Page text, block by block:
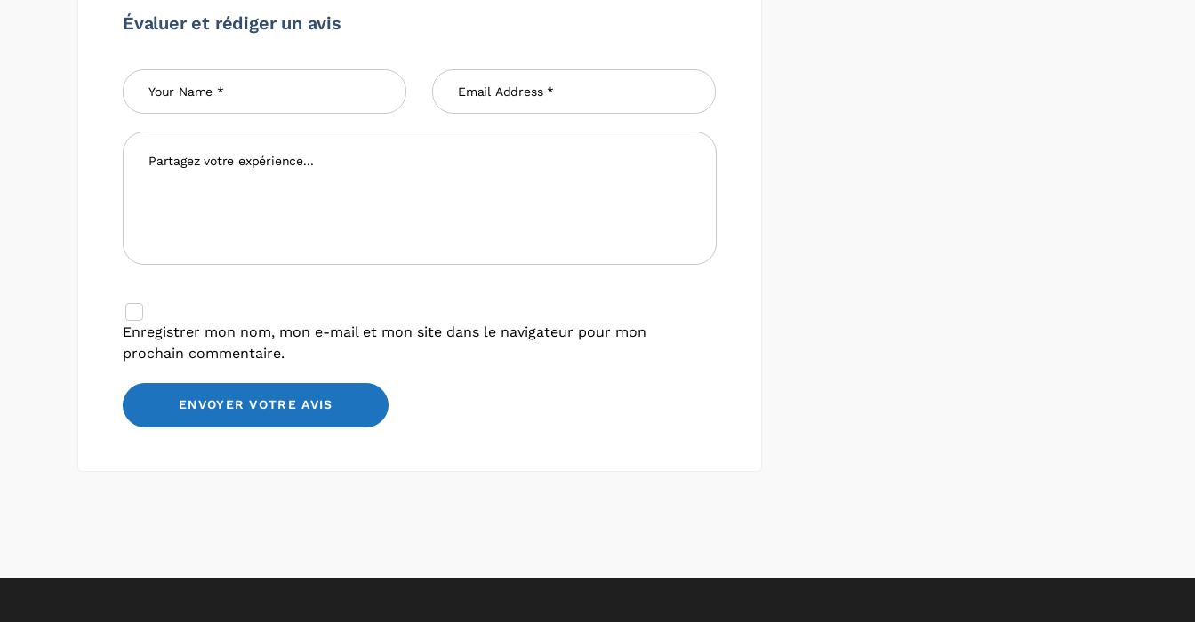
Évaluer et rédiger un avis
Enregistrer mon nom, mon e-mail et mon site dans le navigateur pour mon
prochain commentaire.